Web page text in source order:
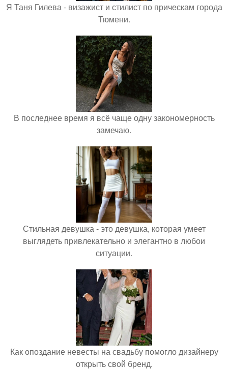
Я Таня Гилева - визажист и стилист по прическам города
Тюмени.
В последнее время я всё чаще одну закономерность
замечаю.
Стильная девушка - это девушка, которая умеет
выглядеть привлекательно и элегантно в любои
ситуации.
Как опоздание невесты на свадьбу помогло дизайнеру
открыть свой бренд.